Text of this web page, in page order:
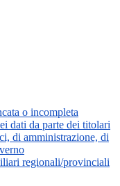
o incompleta
dati da parte dei titolari
di amministrazione, di
regionali/provinciali